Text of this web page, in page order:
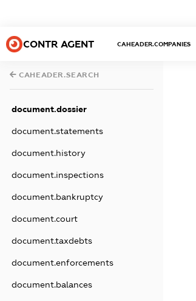
CONTR AGENT CAHEADER.COMPANIES
CAHEADER.SEARCH
document.dossier
document.statements
document.history
document.inspections
document.bankruptcy
document.court
document.taxdebts
document.enforcements
document.balances